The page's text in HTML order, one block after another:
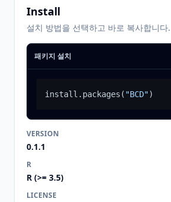
Install
설치 방법을 선택하고 바로 복사합니다.
패키지 설치
install.packages ( "BCD")
VERSION
0.1.1
R
R (>= 3.5)
LICENSE